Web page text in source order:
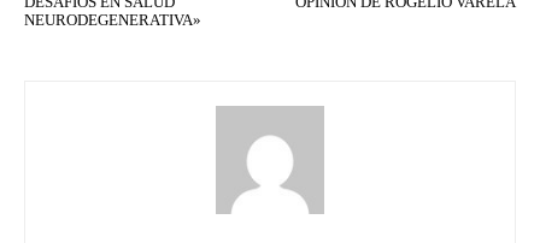
NEURODEGENERATIVA»